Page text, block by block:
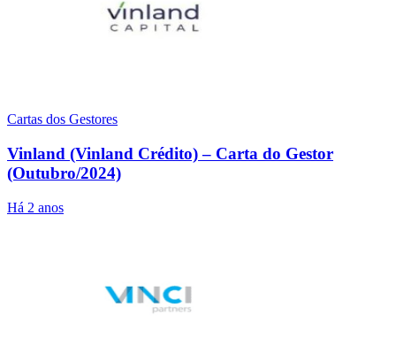
Cartas dos Gestores
Vinland (Vinland Crédito) – Carta do Gestor
(Outubro/2024)
Há 2 anos